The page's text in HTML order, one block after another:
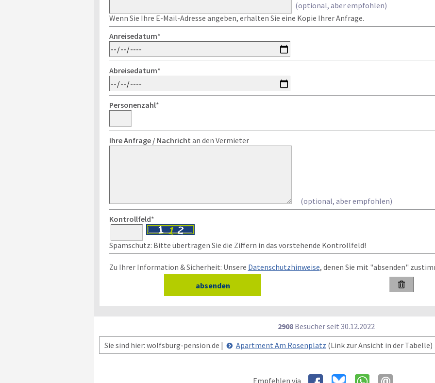
(optional, aber empfohlen)
Wenn Sie Ihre E-Mail-Adresse angeben, erhalten Sie eine Kopie Ihrer Anfrage.
Anreisedatum*
Abreisedatum*
Personenzahl*
Ihre Anfrage / Nachricht an den Vermieter
(optional, aber empfohlen)
Kontrollfeld*
Spamschutz: Bitte übertragen Sie die Ziffern in das vorstehende Kontrollfeld!
Zu Ihrer Information & Sicherheit: Unsere Datenschutzhinweise, denen Sie mit "absenden"

2908 Besucher seit 30.12.2022
Sie sind hier: wolfsburg-pension.de |
Apartment Am Rosenplatz (Link zur Ansicht in der Tabelle)
Empfehlen via